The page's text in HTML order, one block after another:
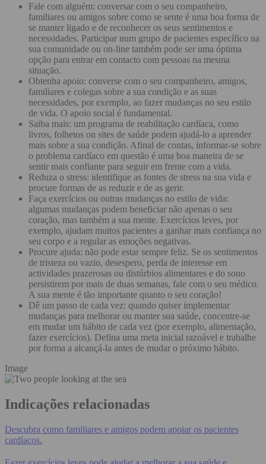
Fale com alguém: conversar com o seu companheiro,
familiares ou amigos sobre como se sente é uma boa forma de
se manter ligado e de reconhecer os seus sentimentos e
necessidades. Participar num grupo de pacientes específico na
sua comunidade ou on-line também pode ser uma óptima
opção para entrar em contacto com pessoas na mesma
situação.
Obtenha apoio: converse com o seu companheiro, amigos,
familiares e colegas sobre a sua condição e as suas
necessidades, por exemplo, ao fazer mudanças no seu estilo
de vida. O apoio social é fundamental.
Saiba mais: um programa de reabilitação cardíaca, como
livros, folhetos ou sites de saúde podem ajudá-lo a aprender
mais sobre a sua condição. Afinal de contas, informar-se sobre
o problema cardíaco em questão é uma boa maneira de se
sentir mais confiante para seguir em frente com a vida.
Reduza o stress: identifique as fontes de stress na sua vida e
procure formas de as reduzir e de as gerir.
Faça exercícios ou outras mudanças no estilo de vida:
algumas mudanças podem beneficiar não apenas o seu
coração, mas também a sua mente. Exercícios leves, por
exemplo, ajudam muitos pacientes a ganhar mais confiança no
seu corpo e a regular as emoções negativas.
Procure ajuda: não pode estar sempre feliz. Se os sentimentos
de tristeza ou vazio, desespero, perda de interesse em
actividades prazerosas ou distúrbios alimentares e do sono
persistirem por mais de duas semanas, fale com o seu médico.
A sua mente é tão importante quanto o seu coração!
Dê um passo de cada vez: quando quiser implementar
mudanças para melhorar ou manter sua saúde, concentre-se
em mudar um hábito de cada vez (por exemplo, alimentação,
fazer exercícios). Defina uma meta inicial razoável e trabalhe
por forma a alcançá-la antes de mudar o próximo hábito.
Image
Indicações relacionadas
Descubra como familiares e amigos podem apoiar os pacientes
cardíacos.